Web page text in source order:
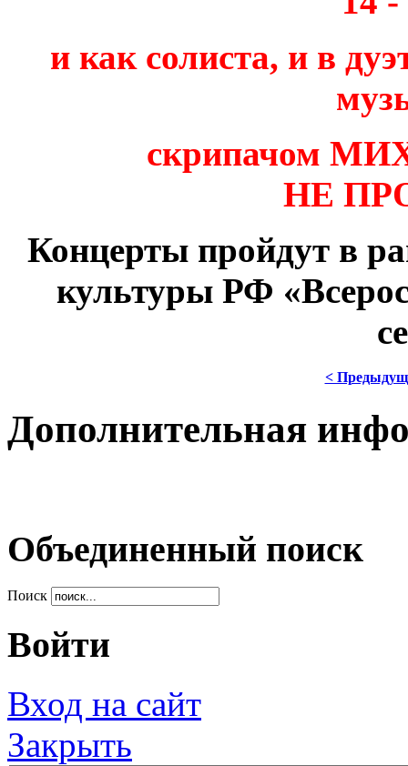
и как солиста, и в
скрипачом
НЕ
Концерты пройдут в
культуры РФ
<
Дополнительная
Объединенный поиск
Поиск
Войти
Вход на сайт
Закрыть